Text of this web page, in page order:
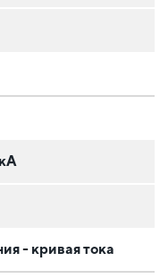
- кривая тока